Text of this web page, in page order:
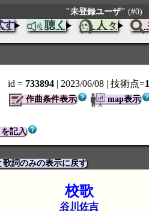
"未登録ユーザ" (#0)
聴く 人々
id = 733894 | 2023/06/08 | 技術点=
作曲条件表示 map表示
記入
歌詞のみの表示に戻す
校歌
谷川佐吉